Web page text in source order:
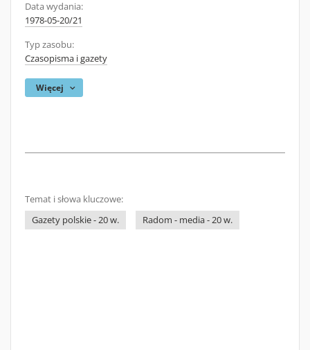
Data wydania:
1978-05-20/21
Typ zasobu:
Czasopisma i gazety
Więcej
Temat i słowa kluczowe:
Gazety polskie - 20 w.
Radom - media - 20 w.